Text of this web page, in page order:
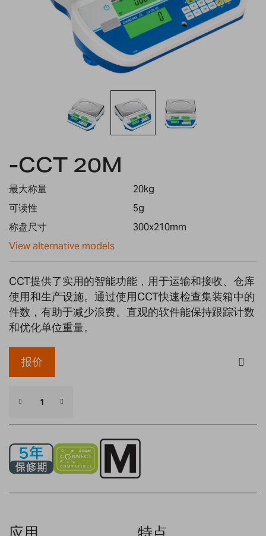
the
of
the
images
gallery
-CCT 20M
最大称量
20kg
可读性
5g
称盘尺寸
300x210mm
View alternative models
CCT提供了实用的智能功能，用于运输和接收、仓库
使用和生产设施。通过使用CCT快速检查集装箱中的
件数，有助于减少浪费。直观的软件能保持跟踪计数
和优化单位重量。
报价